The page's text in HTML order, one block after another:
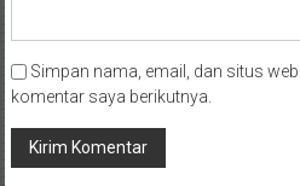
Simpan nama, email, dan situs
komentar saya berikutnya.